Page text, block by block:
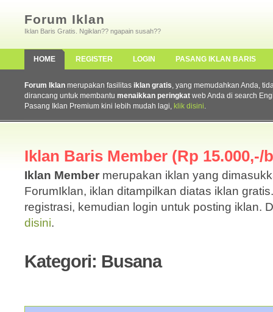
Forum Iklan
Iklan Baris Gratis. Ngiklan?? ngapain susah??
HOME REGISTER LOGIN PASANG IKLAN BARIS
Forum Iklan merupakan fasilitas iklan gratis, yang memudahkan Anda,
dirancang untuk membantu menaikkan peringkat web Anda di search
Pasang Iklan Premium kini lebih mudah lagi, klik disini.
Iklan Baris Member (Rp 15.000,-/
Iklan Member merupakan iklan yang
ForumIklan, iklan ditampilkan diatas iklan
registrasi, kemudian login untuk posting iklan.
disini.
Kategori: Busana